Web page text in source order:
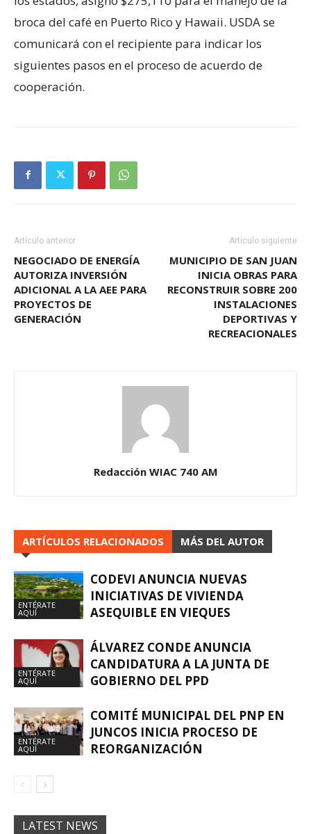
broca del café en Puerto Rico y Hawaii. USDA se
comunicará con el recipiente para indicar los
siguientes pasos en el proceso de acuerdo de
cooperación.
Artículo anterior
NEGOCIADO DE ENERGÍA
AUTORIZA INVERSIÓN
ADICIONAL A LA AEE PARA
PROYECTOS DE
GENERACIÓN
Artículo siguiente
MUNICIPIO DE SAN JUAN
INICIA OBRAS PARA
RECONSTRUIR SOBRE 200
INSTALACIONES
DEPORTIVAS Y
RECREACIONALES
Redacción WIAC 740 AM
ARTÍCULOS RELACIONADOS MÁS DEL AUTOR
ENTÉRATE
AQUÍ
CODEVI ANUNCIA NUEVAS
INICIATIVAS DE VIVIENDA
ASEQUIBLE EN VIEQUES
ENTÉRATE
AQUÍ
ÁLVAREZ CONDE ANUNCIA
CANDIDATURA A LA JUNTA DE
GOBIERNO DEL PPD
ENTÉRATE
AQUÍ
COMITÉ MUNICIPAL DEL PNP EN
JUNCOS INICIA PROCESO DE
REORGANIZACIÓN
LATEST NEWS